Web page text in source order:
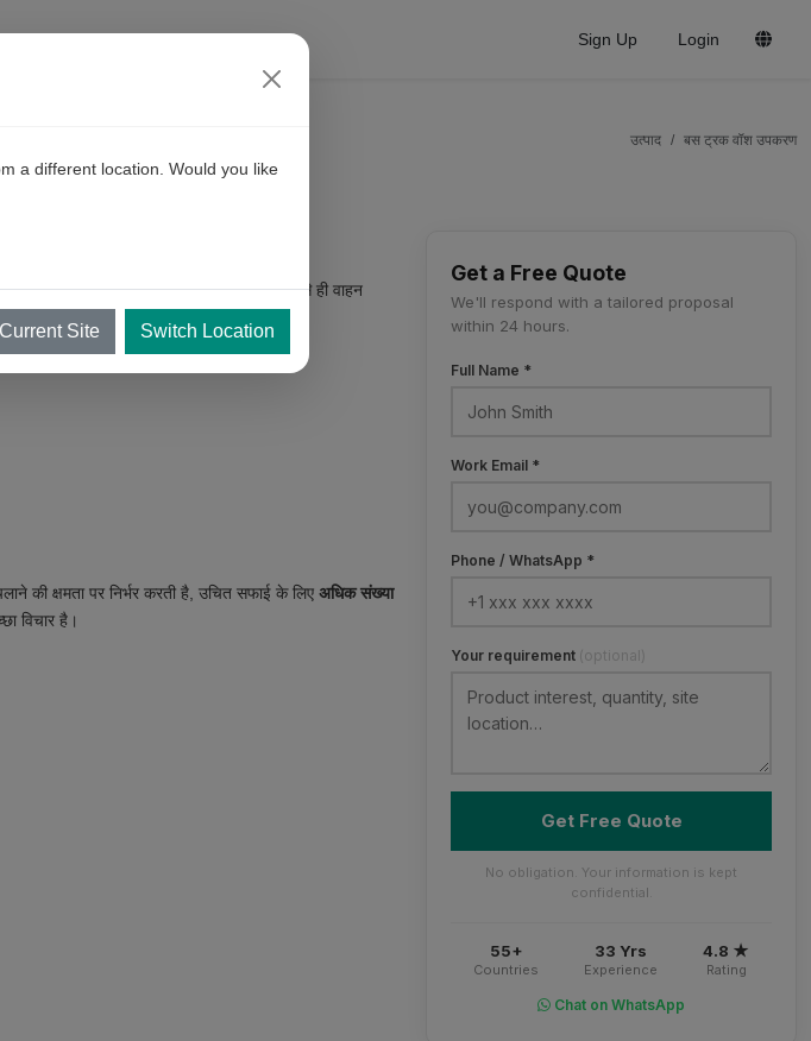
Sign Up Login
उत्पाद बस ट्रक वॉश उपकरण
उपकरण वाहन की उपस्थिति को भांप लेते हैं और जैसे ही वाहन
की क्षमता पर निर्भर करती है, उचित सफाई के लिए अधिक संख्या
विचार है।
Get a Free Quote
We'll respond with a tailored proposal
within 24 hours.
Full Name *
Work Email *
Phone / WhatsApp *
Your requirement (optional)
Get Free Quote
No obligation. Your information is kept
confidential.
55+
Countries
33 Yrs
Experience
4.8 ★
Rating
Chat on WhatsApp
a different location. Would you like
Site Switch Location